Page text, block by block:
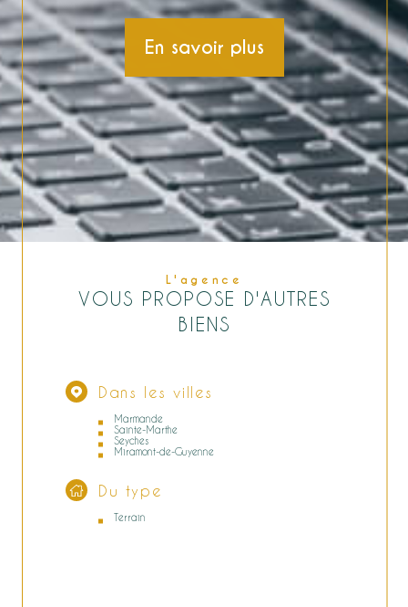
En savoir plus
L'agence
VOUS PROPOSE D'AUTRES
BIENS
Dans les villes
Marmande
Sainte-Marthe
Seyches
Miramont-de-Guyenne
Du type
Terrain